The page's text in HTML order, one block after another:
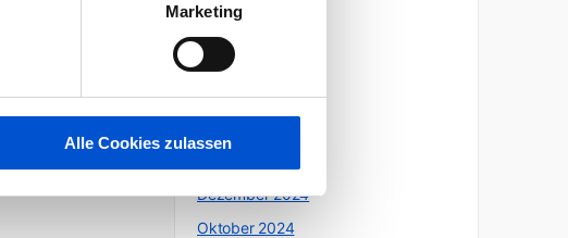
Marketing
Alle Cookies zulassen
Mai 2025
April 2025
März 2025
Dezember 2024
Oktober 2024